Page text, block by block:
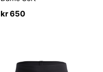
kr650